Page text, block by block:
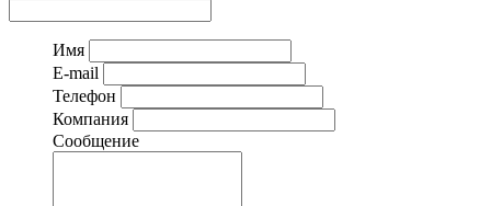
Имя
E-mail
Телефон
Компания
Сообщение